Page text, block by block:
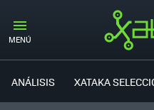
MENÚ
ANÁLISIS XATAKA